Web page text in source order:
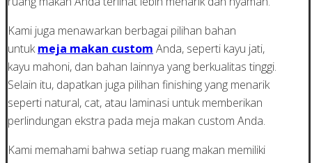
Kami juga menawarkan berbagai pilihan bahan
untukmeja makan custom Anda, seperti kayu jati,
kayu mahoni, dan bahan lainnya yang berkualitas tinggi.
Selain itu, dapatkan juga pilihan finishing yang menarik
seperti natural, cat, atau laminasi untuk memberikan
perlindungan ekstra pada meja makan custom Anda.
Kami memahami bahwa setiap ruang makan memiliki